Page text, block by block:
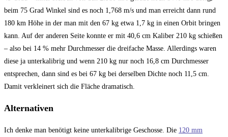
beim 75 Grad Winkel sind es noch 1,768 m/s und man erreicht dann rund
180 km Höhe in der man mit den 67 kg etwa 1,7 kg in einen Orbit bringen
kann. Auf der anderen Seite konnte er mit 40,6 cm Kaliber 210 kg schießen
– also bei 14 % mehr Durchmesser die dreifache Masse. Allerdings waren
diese ja unterkalibrig und wenn 210 kg nur noch 16,8 cm Durchmesser
entsprechen, dann sind es bei 67 kg bei derselben Dichte noch 11,5 cm.
Damit verkleinert sich die Fläche dramatisch.
Alternativen
Ich denke man benötigt keine unterkalibrige Geschosse. Die 120 mm